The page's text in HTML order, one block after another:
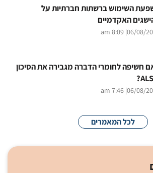
השימוש ברשתות חברתיות על
האקדמיים
06/08/
| 8:09 am
חשיפה לחומרי הדברה מגבירה את הסיכון
06/08/
| 7:46 am
לכל המאמרים